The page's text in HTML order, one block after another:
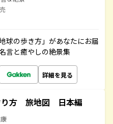
球の歩き方」があなたにお届
言と癒やしの絶景集
詳細を見る
り方 旅地図 日本編